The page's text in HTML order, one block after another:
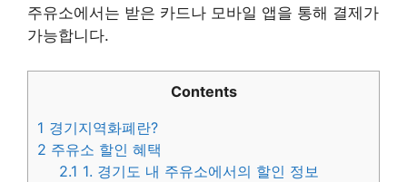
주유소에서는 받은 카드나 모바일 앱을 통해 결제가
가능합니다.
Contents
1 경기지역화폐란?
2 주유소 할인 혜택
2.1 1. 경기도 내 주유소에서의 할인 정보